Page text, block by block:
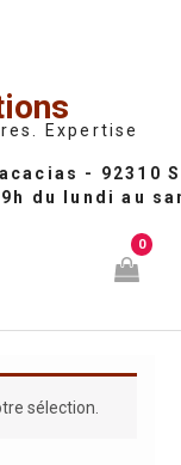
Expertise
0
sélection.